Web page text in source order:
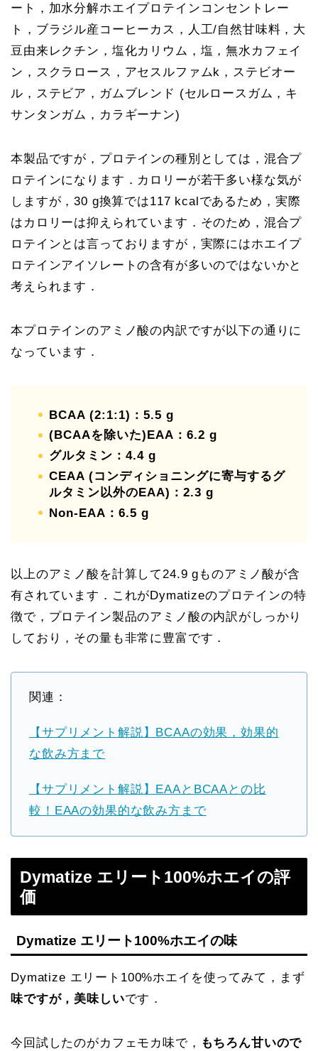
ート，加水分解ホエイプロテインコンセントレー
ト，ブラジル産コーヒーカス，人工/自然甘味料，大
豆由来レクチン，塩化カリウム，塩，無水カフェイ
ン，スクラロース，アセスルファムk，ステビオー
ル，ステビア，ガムブレンド (セルロースガム，キ
サンタンガム，カラギーナン)
本製品ですが，プロテインの種別としては，混合プ
ロテインになります．カロリーが若干多い様な気が
しますが，30 g換算では117 kcalであるため，実際
はカロリーは抑えられています．そのため，混合プ
ロテインとは言っておりますが，実際にはホエイプ
ロテインアイソレートの含有が多いのではないかと
考えられます．
本プロテインのアミノ酸の内訳ですが以下の通りに
なっています．
BCAA (2:1:1)：5.5 g
(BCAAを除いた)EAA：6.2 g
グルタミン：4.4 g
CEAA (コンディショニングに寄与するグ
ルタミン以外のEAA)：2.3 g
Non-EAA：6.5 g
以上のアミノ酸を計算して24.9 gものアミノ酸が含
有されています．これがDymatizeのプロテインの特
徴で，プロテイン製品のアミノ酸の内訳がしっかり
しており，その量も非常に豊富です．
関連：
【サプリメント解説】BCAAの効果，効果的
な飲み方まで
【サプリメント解説】EAAとBCAAとの比
較！EAAの効果的な飲み方まで
Dymatize エリート100%ホエイの評
価
Dymatize エリート100%ホエイの味
Dymatize エリート100%ホエイを使ってみて，まず
味ですが，美味しいです．
今回試したのがカフェモカ味で， もちろん甘いので